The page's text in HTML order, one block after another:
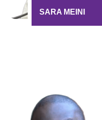
SARA MEINI